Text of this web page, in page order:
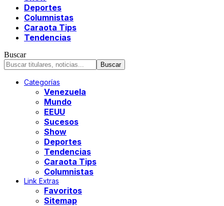
Deportes
Columnistas
Caraota Tips
Tendencias
Buscar
Categorías
Venezuela
Mundo
EEUU
Sucesos
Show
Deportes
Tendencias
Caraota Tips
Columnistas
Link Extras
Favoritos
Sitemap